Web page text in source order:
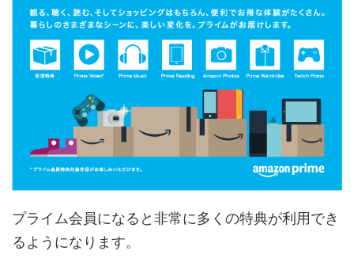
プライム会員になると非常に多くの特典が利用でき
るようになります。